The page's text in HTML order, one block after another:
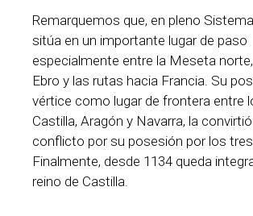
Remarquemos que, en pleno
sitúa en un importante lugar de paso
especialmente entre la Meseta norte,
Ebro y las rutas hacia Francia. Su
vértice como lugar de frontera entre
Castilla, Aragón y Navarra, la
conflicto por su posesión por los
Finalmente, desde 1134 queda
reino de Castilla.